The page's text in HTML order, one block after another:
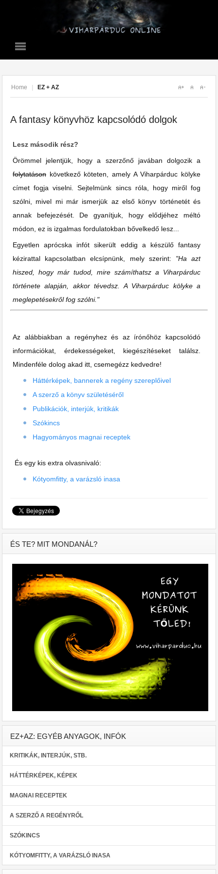
Home | EZ + AZ
A fantasy könyvhöz kapcsolódó dolgok
Lesz második rész?
Örömmel jelentjük, hogy a szerzőnő javában dolgozik a
folytatáson következő köteten, amely A Viharpárduc kölyke
címet fogja viselni. Sejtelmünk sincs róla, hogy miről fog
szólni, mivel mi már ismerjük az első könyv történetét és
annak befejezését. De gyanítjuk, hogy elődjéhez méltó
módon, ez is izgalmas fordulatokban bővelkedő lesz...
Egyetlen aprócska infót sikerült eddig a készülő fantasy
kézirattal kapcsolatban elcsípnünk, mely szerint: "Ha azt
hiszed, hogy már tudod, mire számíthatsz a Viharpárduc
története alapján, akkor tévedsz. A Viharpárduc kölyke a
meglepetésekről fog szólni."
Az alábbiakban a regényhez és az írónőhöz kapcsolódó
információkat, érdekességeket, kiegészítéseket találsz.
Mindenféle dolog akad itt, csemegézz kedvedre!
Háttérképek, bannerek a regény szereplőivel
A szerző a könyv születéséről
Publikációk, interjúk, kritikák
Szókincs
Hagyományos magnai receptek
És egy kis extra olvasnivaló:
Kótyomfitty, a varázsló inasa
ÉS TE? MIT MONDANÁL?
EZ+AZ: EGYÉB ANYAGOK, INFÓK
KRITIKÁK, INTERJÚK, STB.
HÁTTÉRKÉPEK, KÉPEK
MAGNAI RECEPTEK
A SZERZŐ A REGÉNYRŐL
SZÓKINCS
KÓTYOMFITTY, A VARÁZSLÓ INASA